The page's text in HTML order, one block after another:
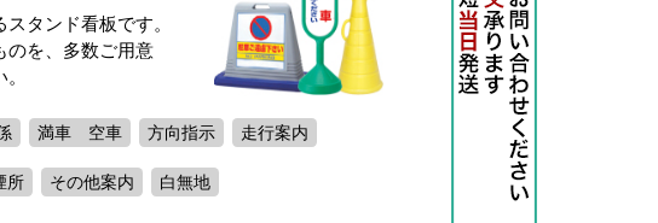
タンド看板です。
のを、多数ご用意
満車 空車 方向指示 走行案内
所 その他案内 白無地